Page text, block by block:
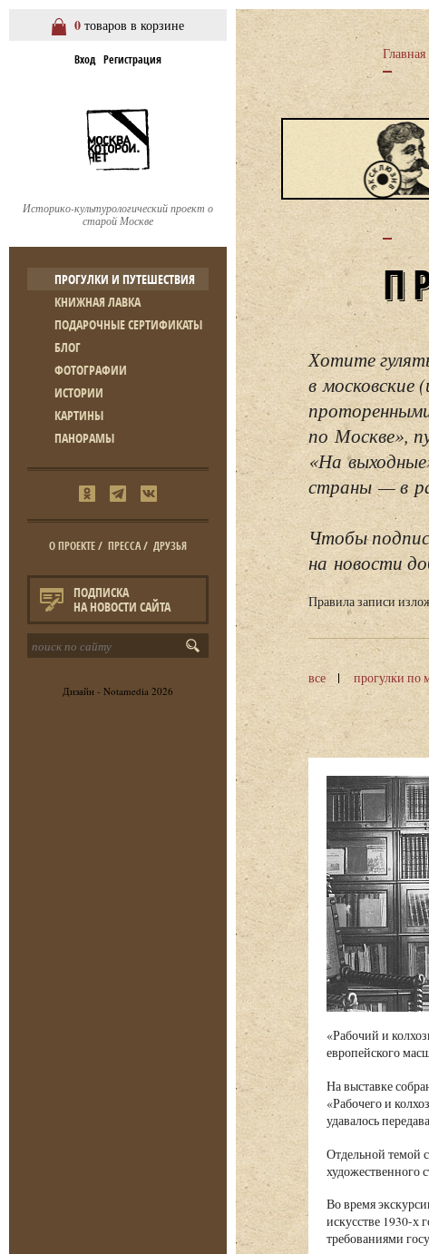
0 товаров в корзине
Вход Регистрация
Историко-культурологический проект о
старой Москве
ПРОГУЛКИ И ПУТЕШЕСТВИЯ
КНИЖНАЯ ЛАВКА
ПОДАРОЧНЫЕ СЕРТИФИКАТЫ
БЛОГ
ФОТОГРАФИИ
ИСТОРИИ
КАРТИНЫ
ПАНОРАМЫ
О ПРОЕКТЕ/ ПРЕССА/ ДРУЗЬЯ
ПОДПИСКА
НА НОВОСТИ САЙТА
Дизайн - Notamedia 2026
Главная
Хотите
в московские
по Москве»,
«На
страны — в
Чтобы
на новости
Правила записи
все прогулки по
«Рабочий и
европейского
На выставке
«Рабочего и
удавалось
Отдельной темой
художественного
Во время
искусстве 1930-х
требованиями